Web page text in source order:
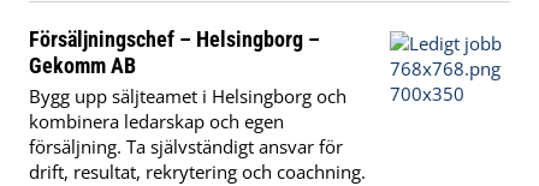
Försäljningschef – Helsingborg –
Gekomm AB
Bygg upp säljteamet i Helsingborg och
kombinera ledarskap och egen
försäljning. Ta självständigt ansvar för
drift, resultat, rekrytering och coachning.